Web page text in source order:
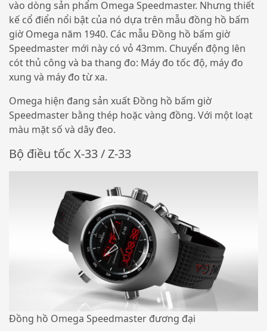
vào dòng sản phẩm Omega Speedmaster. Nhưng thiết
kế cổ điển nổi bật của nó dựa trên mẫu đồng hồ bấm
giờ Omega năm 1940. Các mẫu Đồng hồ bấm giờ
Speedmaster mới này có vỏ 43mm. Chuyển động lên
cót thủ công và ba thang đo: Máy đo tốc độ, máy đo
xung và máy đo từ xa.
Omega hiện đang sản xuất Đồng hồ bấm giờ
Speedmaster bằng thép hoặc vàng đồng. Với một loạt
màu mặt số và dây đeo.
Bộ điều tốc X-33 / Z-33
Đồng hồ Omega Speedmaster đương đại